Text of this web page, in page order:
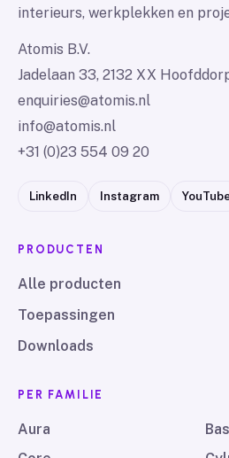
interieurs, werkplekken en
Atomis B.V.
Jadelaan 33, 2132 XX
enquiries@atomis.nl
info@atomis.nl
+31 (0)23 554 09 20
LinkedIn Instagram
PRODUCTEN
Alle producten
Toepassingen
Downloads
PER FAMILIE
Aura